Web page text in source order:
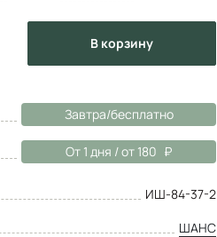
в корзину
Завтра/бесплатно
От 1 дня / от 180
ИШ-84-37-2
ШАНС